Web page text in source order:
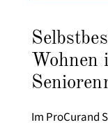
Wohnen
Im ProCurand